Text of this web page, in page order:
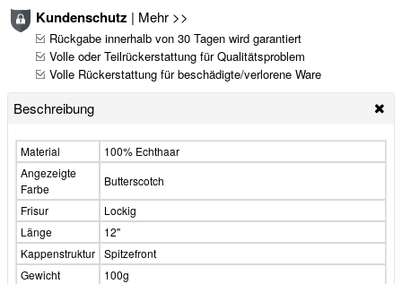
Kundenschutz | Mehr >>
Rückgabe innerhalb von 30 Tagen wird garantiert
Volle oder Teilrückerstattung für Qualitätsproblem
Volle Rückerstattung für beschädigte/verlorene Ware
Beschreibung
Material
100% Echthaar
Angezeigte
Farbe
Butterscotch
Frisur
Lockig
Länge
12"
Kappenstruktur Spitzefront
Gewicht
100g